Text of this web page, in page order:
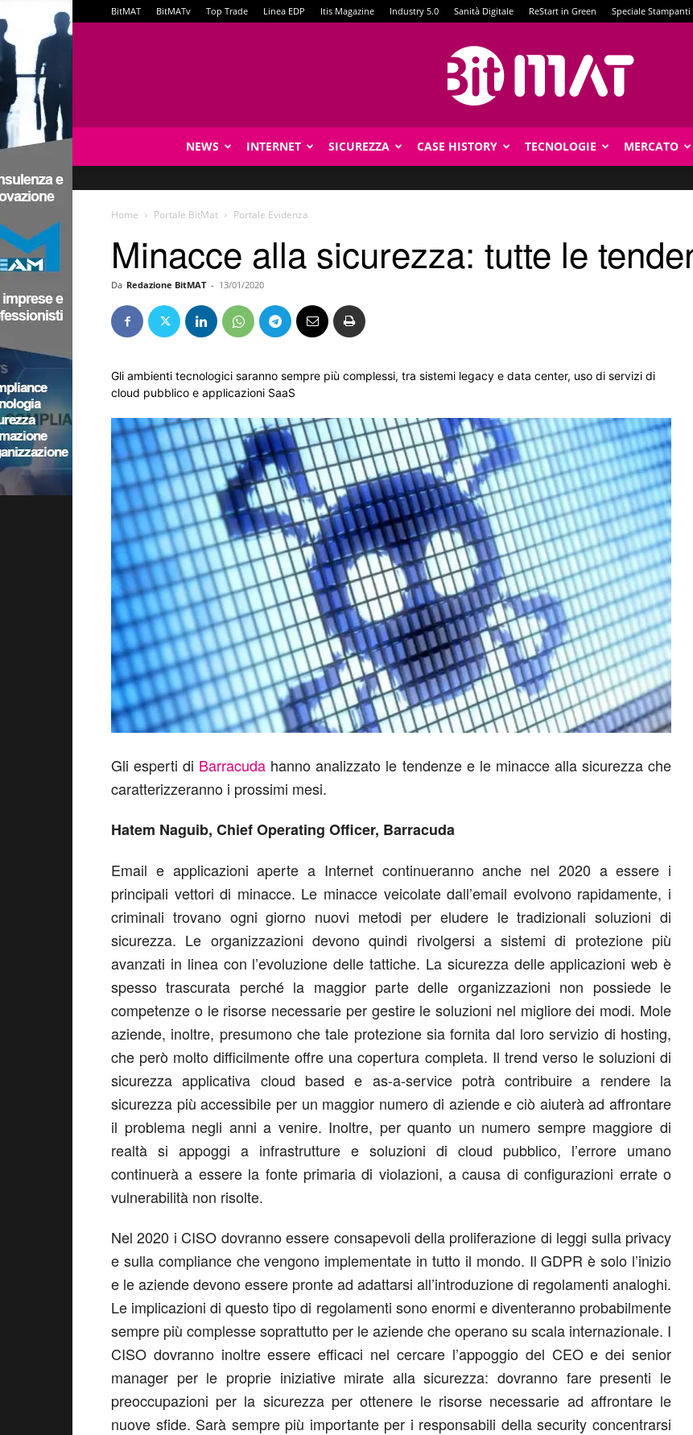
BitMAT BitMATv Top Trade Linea EDP Itis Magazine Industry 5.0 Sanità Digitale ReStart in Green Speciale Stampanti
NEWS INTERNET SICUREZZA CASE HISTORY TECNOLOGIE MERCATO
Home Portale BitMat Portale Evidenza
Minacce alla sicurezza: tutte le
Da Redazione BitMAT - 13/01/2020
Gli ambienti tecnologici saranno sempre più complessi, tra sistemi legacy e data center, uso di servizi di
cloud pubblico e applicazioni SaaS
Gli esperti di Barracuda hanno analizzato le tendenze e le minacce alla sicurezza che
caratterizzeranno i prossimi mesi.
Hatem Naguib, Chief Operating Officer, Barracuda
Email e applicazioni aperte a Internet continueranno anche nel 2020 a essere i
principali vettori di minacce. Le minacce veicolate dall’email evolvono rapidamente, i
criminali trovano ogni giorno nuovi metodi per eludere le tradizionali soluzioni di
sicurezza. Le organizzazioni devono quindi rivolgersi a sistemi di protezione più
avanzati in linea con l’evoluzione delle tattiche. La sicurezza delle applicazioni web è
spesso trascurata perché la maggior parte delle organizzazioni non possiede le
competenze o le risorse necessarie per gestire le soluzioni nel migliore dei modi. Mole
aziende, inoltre, presumono che tale protezione sia fornita dal loro servizio di hosting,
che però molto difficilmente offre una copertura completa. Il trend verso le soluzioni di
sicurezza applicativa cloud based e as-a-service potrà contribuire a rendere la
sicurezza più accessibile per un maggior numero di aziende e ciò aiuterà ad affrontare
il problema negli anni a venire. Inoltre, per quanto un numero sempre maggiore di
realtà si appoggi a infrastrutture e soluzioni di cloud pubblico, l’errore umano
continuerà a essere la fonte primaria di violazioni, a causa di configurazioni errate o
vulnerabilità non risolte.
Nel 2020 i CISO dovranno essere consapevoli della proliferazione di leggi sulla privacy
e sulla compliance che vengono implementate in tutto il mondo. Il GDPR è solo l’inizio
e le aziende devono essere pronte ad adattarsi all’introduzione di regolamenti analoghi.
Le implicazioni di questo tipo di regolamenti sono enormi e diventeranno probabilmente
sempre più complesse soprattutto per le aziende che operano su scala internazionale. I
CISO dovranno inoltre essere efficaci nel cercare l’appoggio del CEO e dei senior
manager per le proprie iniziative mirate alla sicurezza: dovranno fare presenti le
preoccupazioni per la sicurezza per ottenere le risorse necessarie ad affrontare le
nuove sfide. Sarà sempre più importante per i responsabili della security concentrarsi